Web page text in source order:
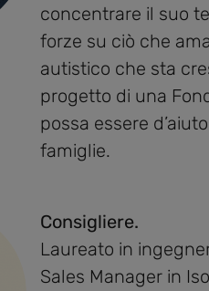
concentrare il suo
forze su ciò che
autistico che sta
progetto di una
possa essere
famiglie.
Consigliere.
Laureato in
Sales Manager in